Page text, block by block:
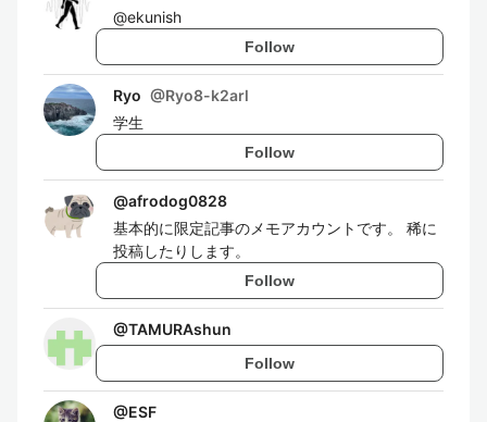
@ekunish
Follow
Ryo @Ryo8-k2arl
学生
Follow
@afrodog0828
基本的に限定記事のメモアカウントです。 稀に
投稿したりします。
Follow
@TAMURAshun
Follow
@ESF